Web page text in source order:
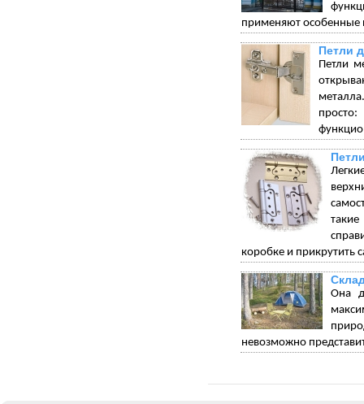
применяют особенные
Петли
Петли
коробке и прикрутить
Она
невозможно